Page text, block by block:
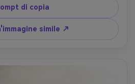
di LED fresco, Nikon Z9,
f/4, composizione fuori centro
cornice del riparo, tono
naturale della pelle, messa a
di copia
simile ↗